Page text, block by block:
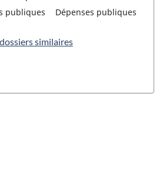
publiques Dépenses publiques
similaires